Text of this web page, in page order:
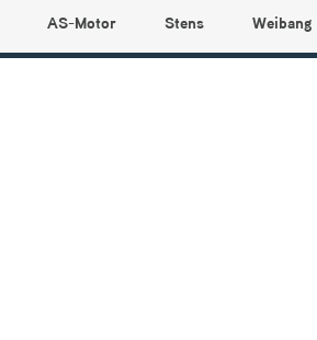
AS-Motor Stens Weibang